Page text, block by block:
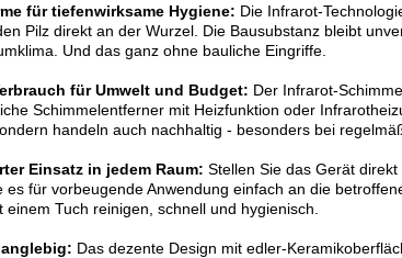
für tiefenwirksame Hygiene: Die Infrarot-
Pilz direkt an der Wurzel. Die Bausubstanz bleibt
Und das ganz ohne bauliche Eingriffe.
für Umwelt und Budget: Der Infrarot-
Schimmelentferner mit Heizfunktion oder
handeln auch nachhaltig - besonders bei
Einsatz in jedem Raum: Stellen Sie das Gerät
es für vorbeugende Anwendung einfach an die
einem Tuch reinigen, schnell und hygienisch.
Das dezente Design mit edler-